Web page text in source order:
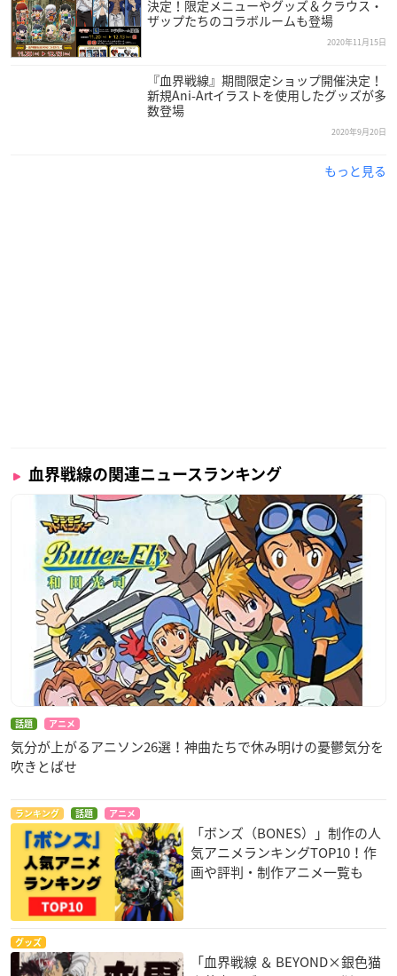
「血界戦線 ＆ BEYOND オンリーショップ Libra de
l Cero Absoluto」
2021年1月29日(金)～2月15日(月)
7F イベントスペース
【営業時間】
11:00〜20:00 ※最終日は19:00まで
WEB販売概要
【受付期間】
2021年1月29日(金)6:00～3月22日(月)5:59
【発送日】
2021年4月下旬より順次お届け予定
▼購入はこちら
Chugaionline／ マルイノアニメ ONLINE SHOP
決定！限定メニューやグッズ＆クラウス・
ザップたちのコラボルームも登場
2020年11月15日
『血界戦線』期間限定ショップ開催決定！
新規Ani-Artイラストを使用したグッズが多
数登場
2020年9月20日
もっと見る
血界戦線の関連ニュースランキング
話題 アニメ
気分が上がるアニソン26選！神曲たちで休み明けの憂鬱気分を
吹きとばせ
ランキング 話題 アニメ
「ボンズ（BONES）」制作の人
気アニメランキングTOP10！作
画や評判・制作アニメ一覧も
グッズ
「血界戦線 ＆ BEYOND×銀色猫